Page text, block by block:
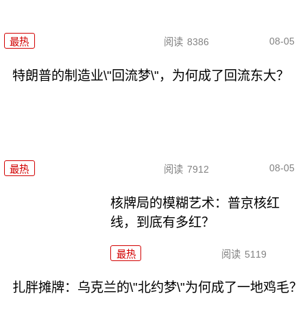
最热 阅读 8386 08-05
特朗普的制造业\"回流梦\"，为何成了回流东大？
最热 阅读 7912 08-05
核牌局的模糊艺术：普京核红
线，到底有多红？
最热 阅读 5119
扎胖摊牌：乌克兰的\"北约梦\"为何成了一地鸡毛？